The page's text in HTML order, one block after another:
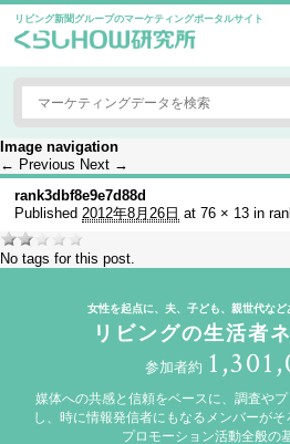
リビング新聞グループのマーケティングポータルサイト
Image navigation
← Previous Next →
rank3dbf8e9e7d88d
Published2012年8月26日 at76 × 13 in
No tags for this post.
女性を起点に、夫、子ども、親世代な
リビングの生活者
参加者約
媒体への共感と信頼をベースに、調査や
し、時に情報発信者にもなるメンバーがそ
プロモーション活動全般の